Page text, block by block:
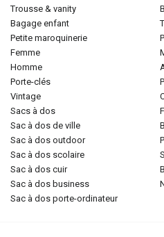
trousse & vanity
bagage enfant
petite maroquinerie
femme
homme
porte-clés
vintage
sacs à dos
sac à dos de ville
sac à dos outdoor
sac à dos scolaire
sac à dos cuir
sac à dos business
sac à dos porte-ordinateur